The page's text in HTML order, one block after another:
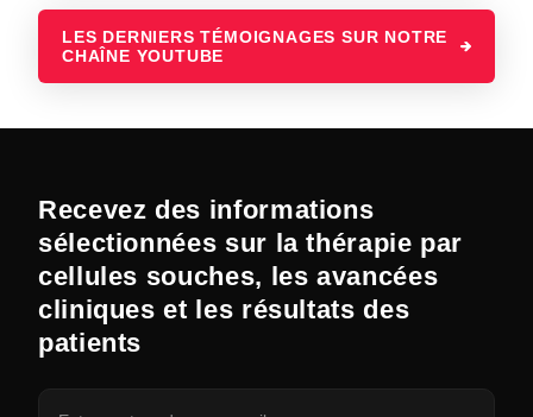
LES DERNIERS TÉMOIGNAGES SUR NOTRE
CHAÎNE YOUTUBE
Recevez des informations
sélectionnées sur la thérapie par
cellules souches, les avancées
cliniques et les résultats des
patients